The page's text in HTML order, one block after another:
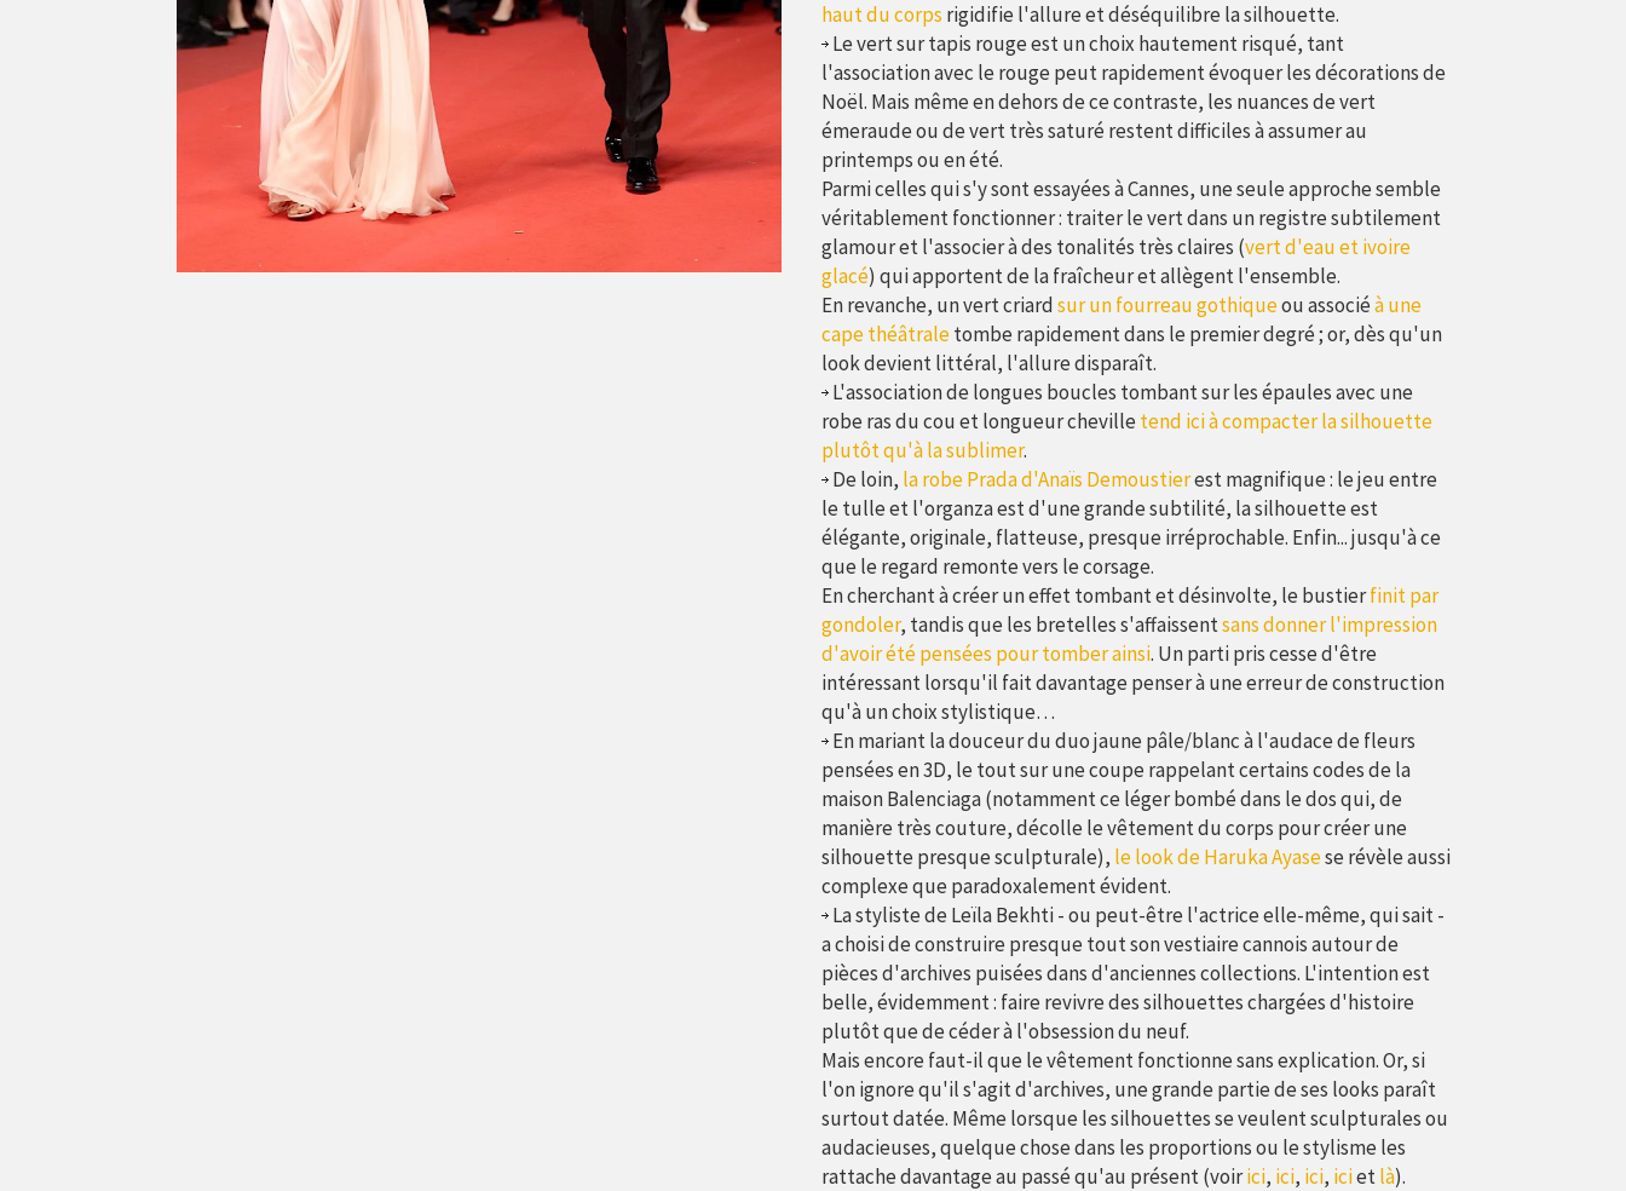
haut du corps rigidifie l'allure et déséquilibre la silhouette.
Le vert sur tapis rouge est un choix hautement risqué, tant
l'association avec le rouge peut rapidement évoquer les décorations de
Noël. Mais même en dehors de ce contraste, les nuances de vert
émeraude ou de vert très saturé restent difficiles à assumer au
printemps ou en été.
Parmi celles qui s'y sont essayées à Cannes, une seule approche semble
véritablement fonctionner : traiter le vert dans un registre subtilement
glamour et l'associer à des tonalités très claires (vert d'eau et ivoire
glacé) qui apportent de la fraîcheur et allègent l'ensemble.
En revanche, un vert criardsur un fourreau gothiqueou associéà une
cape théâtraletombe rapidement dans le premier degré ; or, dès qu'un
look devient littéral, l'allure disparaît.
L'association de longues boucles tombant sur les épaules avec une
robe ras du cou et longueur cheville tend ici à compacter la silhouette
plutôt qu'à la sublimer.
De loin, la robe Prada d'Anaïs Demoustierest magnifique : le jeu entre
le tulle et l'organza est d'une grande subtilité, la silhouette est
élégante, originale, flatteuse, presque irréprochable. Enfin... jusqu'à ce
que le regard remonte vers le corsage.
En cherchant à créer un effet tombant et désinvolte, le bustierfinit par
gondoler, tandis que les bretelles s'affaissentsans donner l'impression
d'avoir été pensées pour tomber ainsi. Un parti pris cesse d'être
intéressant lorsqu'il fait davantage penser à une erreur de construction
qu'à un choix stylistique…
En mariant la douceur du duo jaune pâle/blanc à l'audace de fleurs
pensées en 3D, le tout sur une coupe rappelant certains codes de la
maison Balenciaga (notamment ce léger bombé dans le dos qui, de
manière très couture, décolle le vêtement du corps pour créer une
silhouette presque sculpturale), le look de Haruka Ayasese révèle aussi
complexe que paradoxalement évident.
La styliste de Leïla Bekhti - ou peut-être l'actrice elle-même, qui sait -
a choisi de construire presque tout son vestiaire cannois autour de
pièces d'archives puisées dans d'anciennes collections. L'intention est
belle, évidemment : faire revivre des silhouettes chargées d'histoire
plutôt que de céder à l'obsession du neuf.
Mais encore faut-il que le vêtement fonctionne sans explication. Or, si
l'on ignore qu'il s'agit d'archives, une grande partie de ses looks paraît
surtout datée. Même lorsque les silhouettes se veulent sculpturales ou
audacieuses, quelque chose dans les proportions ou le stylisme les
rattache davantage au passé qu'au présent (voirici, ici, ici, icietlà).